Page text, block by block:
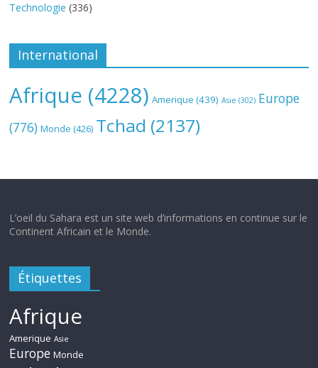
Technologie (336)
International
Afrique (4228) Amerique (439) Asie (302) Europe
(776) Monde (426) Tchad (2137)
L’oeil du Sahara est un site web d’informations en continue sur le
Continent Africain et le Monde.
Étiquettes
Afrique
Amerique Asie
Europe Monde